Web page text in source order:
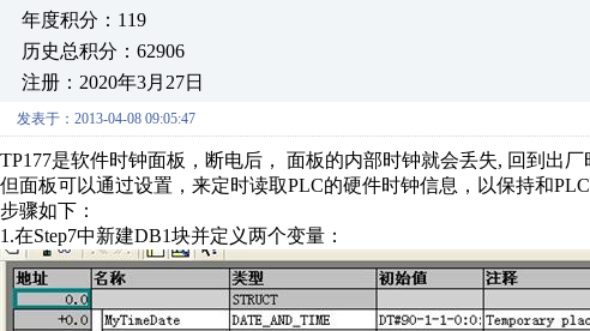
年度积分：119
历史总积分：62906
注册：2020年3月27日
发表于：2013-04-08 09:05:47
TP177是软件时钟面板，断电后， 面板的内部时钟就会丢失, 回到出厂
但面板可以通过设置，来定时读取PLC的硬件时钟信息，以保持和
步骤如下：
1.在Step7中新建DB1块并定义两个变量：